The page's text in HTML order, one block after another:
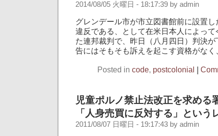
2014/08/05 火曜日 - 18:17:39 by admin
グレンデール市が市立図書館前に設置
違反である、として在米日本人によっ
た連邦裁判で、昨日（八月四日）判決
告にはそもそも訴えを起こす資格がな
Posted in code, postcolonial |
児童ポルノ禁止法改正を求める
「人身売買に反対する」という
2011/08/07 日曜日 - 19:17:43 by admin